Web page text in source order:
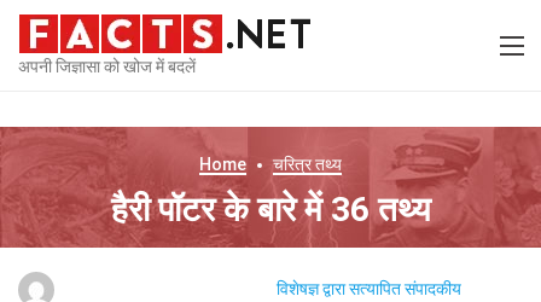
अपनी जिज्ञासा को खोज में बदलें
Home चरित्रतथ्य
हैरी पॉटर के बारे में 36 तथ्य
विशेषज्ञ द्वारा सत्यापितसंपादकीय